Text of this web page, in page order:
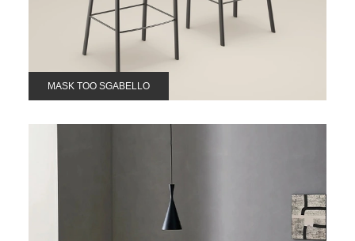
MASK TOO SGABELLO